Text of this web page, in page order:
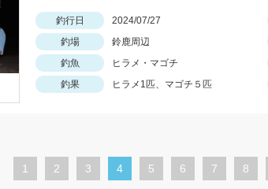
釣行日 2024/07/27
釣場
鈴鹿周辺
釣魚
ヒラメ・マゴチ
釣果
ヒラメ1匹、マゴチ５匹
1
ペ
2
ペ
3
カ
4
ペ
5
ペ
6
ペ
7
ペ
8